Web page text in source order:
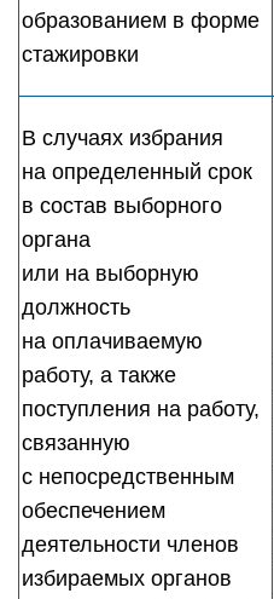
образованием в форме
стажировки
В случаях избрания
на определенный срок
в состав выборного
органа
или на выборную
должность
на оплачиваемую
работу, а также
поступления на работу,
связанную
с непосредственным
обеспечением
деятельности членов
избираемых органов